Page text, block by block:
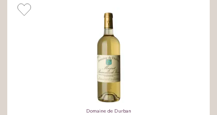
Domaine de Durban